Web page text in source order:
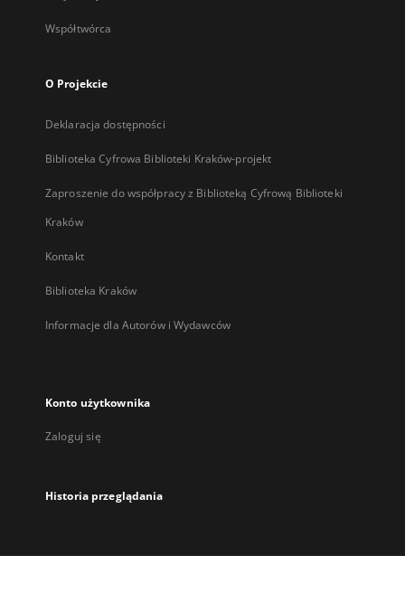
Współtwórca
O Projekcie
Deklaracja dostępności
Biblioteka Cyfrowa Biblioteki Kraków-projekt
Zaproszenie do współpracy z Biblioteką Cyfrową Biblioteki
Kraków
Kontakt
Biblioteka Kraków
Informacje dla Autorów i Wydawców
Konto użytkownika
Zaloguj się
Historia przeglądania